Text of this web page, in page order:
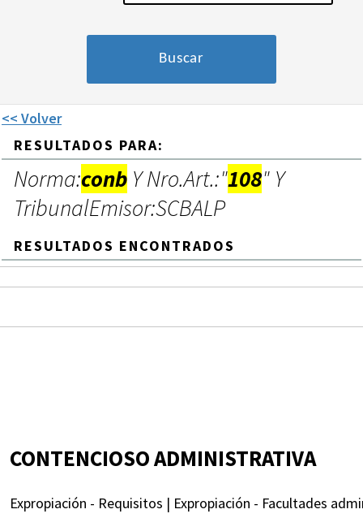
<< Volver
RESULTADOS PARA:
Norma:conb Y Nro.Art.:"108" Y
TribunalEmisor:SCBALP
RESULTADOS ENCONTRADOS
CONTENCIOSO ADMINISTRATIVA
Expropiación - Requisitos | Expropiación - Facultades